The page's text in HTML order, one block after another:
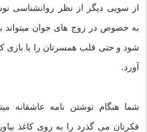
از سویی دیگر از نظر روانشناسی
به خصوص در زوج های جوان میتواند
شود و حتی قلب همسرتان را با بازی
آورد.
شما هنگام نوشتن نامه عاشقانه
فکرتان می گذرد را به روی کاغذ